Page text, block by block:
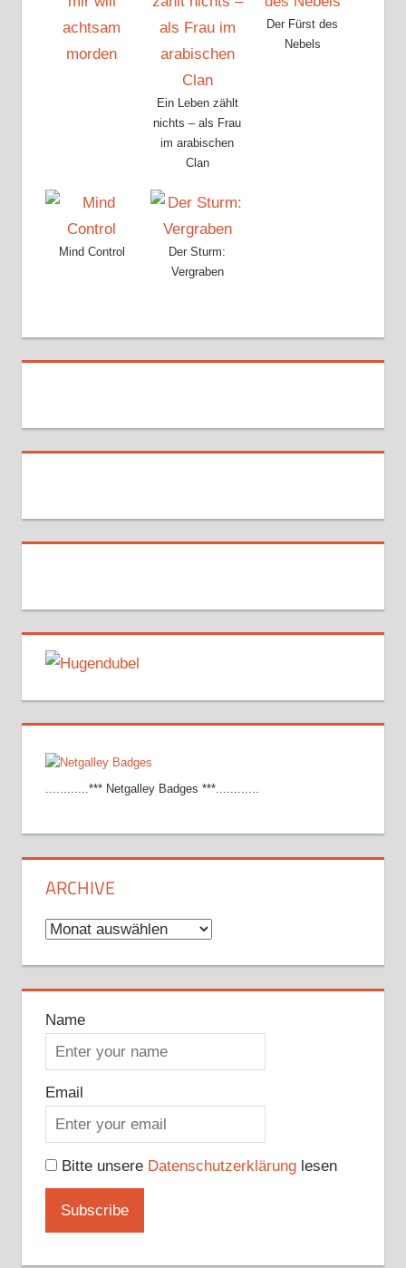
Ein Leben zählt
nichts – als Frau
im arabischen
Clan
Der Fürst des
Nebels
Mind Control
Der Sturm:
Vergraben
............*** Netgalley Badges ***............
ARCHIVE
Archive
Name
Email
Bitte unsere Datenschutzerklärunglesen